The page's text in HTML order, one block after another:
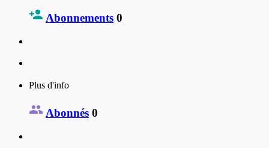
Abonnements 0
Plus d'info
Abonnés 0